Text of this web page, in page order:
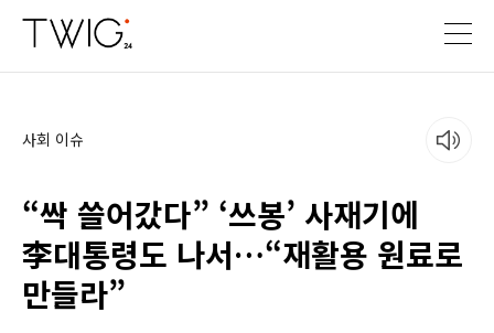
사회 이슈
“싹 쓸어갔다” ‘쓰봉’ 사재기에
李대통령도 나서…“재활용 원료로
만들라”